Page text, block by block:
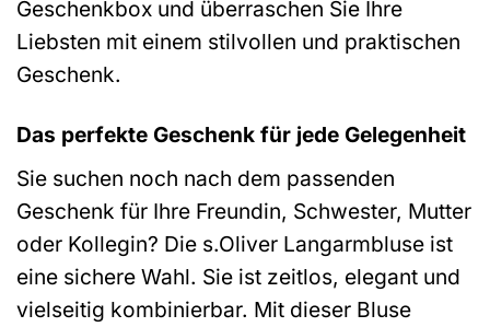
Geschenkbox und überraschen Sie Ihre
Liebsten mit einem stilvollen und praktischen
Geschenk.
Das perfekte Geschenk für jede Gelegenheit
Sie suchen noch nach dem passenden
Geschenk für Ihre Freundin, Schwester, Mutter
oder Kollegin? Die s.Oliver Langarmbluse ist
eine sichere Wahl. Sie ist zeitlos, elegant und
vielseitig kombinierbar. Mit dieser Bluse